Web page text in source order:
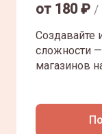
от 180₽ /
Создавайте
сложности
магазинов